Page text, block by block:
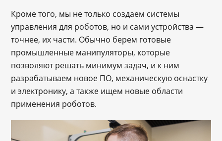
Кроме того, мы не только создаем системы
управления для роботов, но и сами устройства —
точнее, их части. Обычно берем готовые
промышленные манипуляторы, которые
позволяют решать минимум задач, и к ним
разрабатываем новое ПО, механическую оснастку
и электронику, а также ищем новые области
применения роботов.